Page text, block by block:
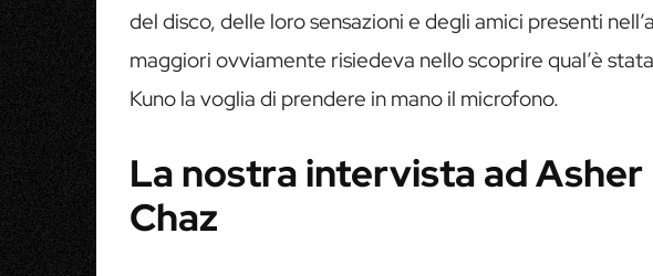
del disco, delle loro sensazioni e degli amici presenti
maggiori ovviamente risiedeva nello scoprire qual’è
Kuno la voglia di prendere in mano il microfono.
La nostra intervista ad Asher
Chaz